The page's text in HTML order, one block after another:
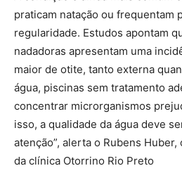
praticam natação ou frequentam
regularidade. Estudos apontam
nadadoras apresentam uma
maior de otite, tanto externa
água, piscinas sem tratamento
concentrar microrganismos
isso, a qualidade da água deve
atenção”, alerta o Rubens
da clínica Otorrino Rio Preto